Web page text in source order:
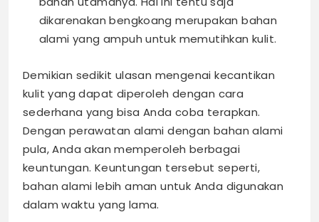
dikarenakan bengkoang merupakan bahan
alami yang ampuh untuk memutihkan kulit.
Demikian sedikit ulasan mengenaikecantikan
kulit yang dapat diperoleh dengan cara
sederhana yang bisa Anda coba terapkan.
Dengan perawatan alami dengan bahan alami
pula, Anda akan memperoleh berbagai
keuntungan. Keuntungan tersebut seperti,
bahan alami lebih aman untuk Anda digunakan
dalam waktu yang lama.